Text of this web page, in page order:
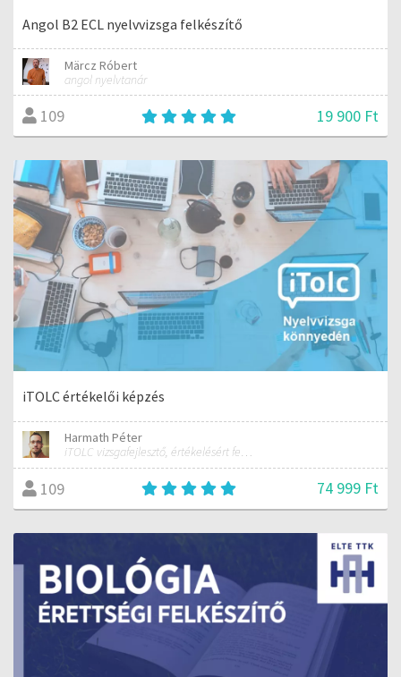
Angol B2 ECL nyelvvizsga felkészítő
Märcz Róbert
angol nyelvtanár
109 19 900 Ft
iTOLC értékelői képzés
Harmath Péter
iTOLC vizsgafejlesztő, értékelésért felelős szakmai vezető
109 74 999 Ft